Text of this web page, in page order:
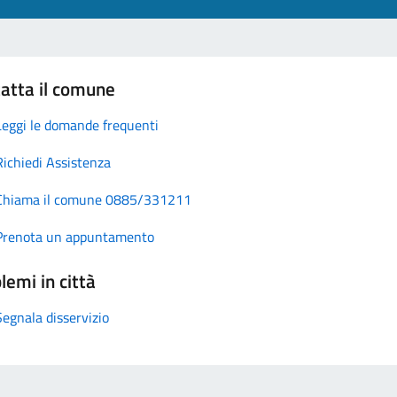
il comune
le domande frequenti
Assistenza
il comune 0885/331211
un appuntamento
in città
disservizio